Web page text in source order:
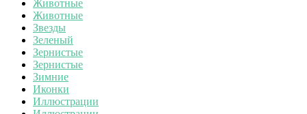
Животные
Животные
Звезды
Зеленый
Зернистые
Зернистые
Зимние
Иконки
Иллюстрации